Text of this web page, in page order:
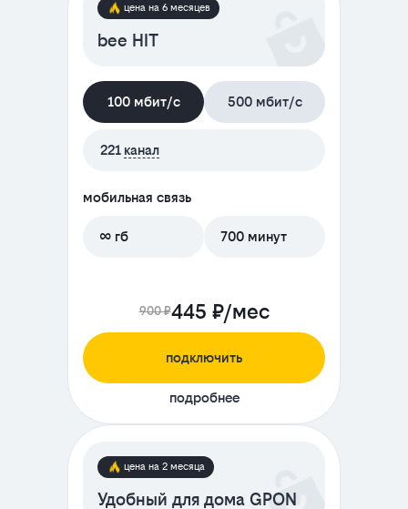
цена на 6 месяцев
bee HIT
100 мбит/с 500 мбит/с
221 канал
мобильная связь
∞ гб 700 минут
900 ₽445 ₽/мес
подключить
подробнее
цена на 2 месяца
Удобный для дома GPON